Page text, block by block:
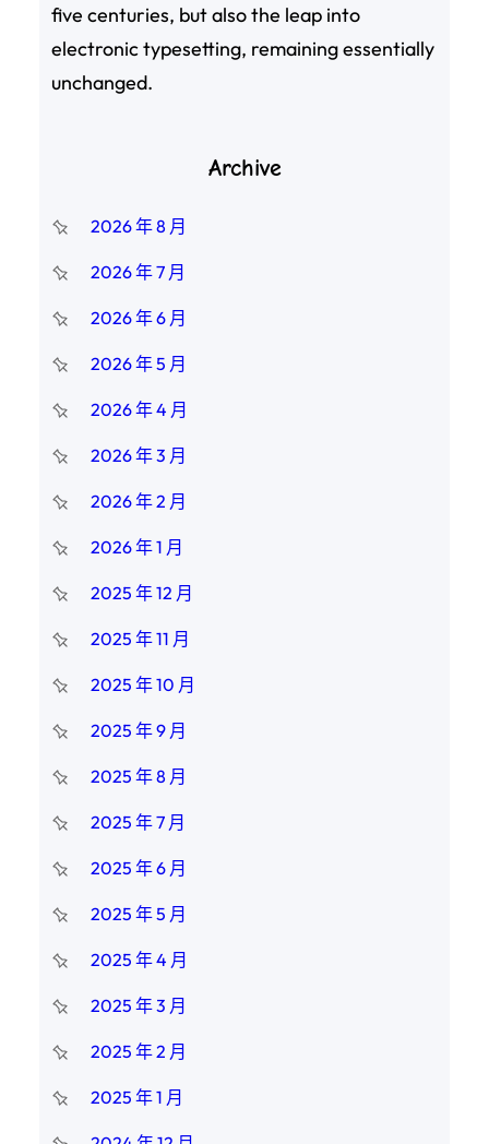
five centuries, but also the leap into
electronic typesetting, remaining essentially
unchanged.
Archive
2026 年 8 月
2026 年 7 月
2026 年 6 月
2026 年 5 月
2026 年 4 月
2026 年 3 月
2026 年 2 月
2026 年 1 月
2025 年 12 月
2025 年 11 月
2025 年 10 月
2025 年 9 月
2025 年 8 月
2025 年 7 月
2025 年 6 月
2025 年 5 月
2025 年 4 月
2025 年 3 月
2025 年 2 月
2025 年 1 月